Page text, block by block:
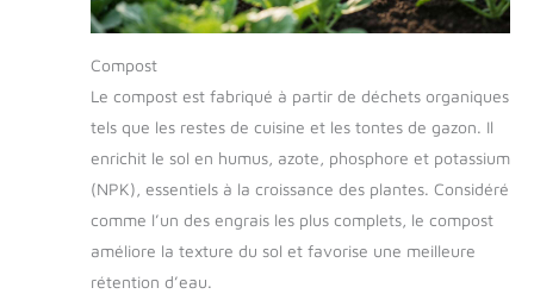
Compost
Le compost est fabriqué à partir de déchets organiques
tels que les restes de cuisine et les tontes de gazon. Il
enrichit le sol en humus, azote, phosphore et potassium
(NPK), essentiels à la croissance des plantes. Considéré
comme l’un des engrais les plus complets, le compost
améliore la texture du sol et favorise une meilleure
rétention d’eau.